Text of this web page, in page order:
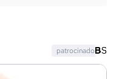
patrocinado